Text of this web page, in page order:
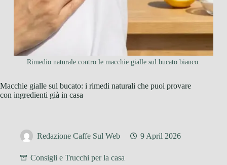
Rimedio naturale contro le macchie gialle sul bucato bianco.
Macchie gialle sul bucato: i rimedi naturali che puoi provare
con ingredienti già in casa
Redazione Caffe Sul Web 9 April 2026
Consigli e Trucchi per la casa